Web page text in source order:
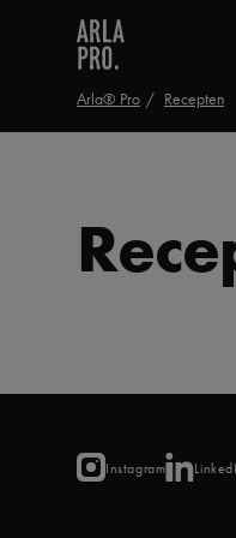
Arla® Pro Recepten
Instagram